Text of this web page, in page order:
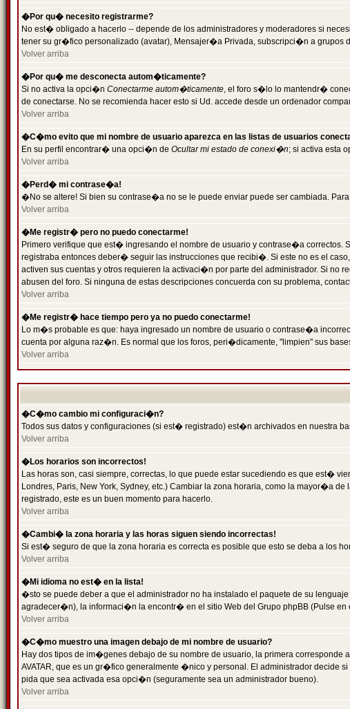
�Por qu� necesito registrarme?
No est� obligado a hacerlo -- depende de los administradores y moderadores si
tener su gr�fico personalizado (avatar), Mensajer�a Privada, subscripci�n a
Volver arriba
�Por qu� me desconecta autom�ticamente?
Si no activa la opci�n Conectarme autom�ticamente, el foro s�lo lo mantendr�
de conectarse. No se recomienda hacer esto si Ud. accede desde un ordenador
Volver arriba
�C�mo evito que mi nombre de usuario aparezca en las listas de usuarios
En su perfil encontrar� una opci�n de Ocultar mi estado de conexi�n; si activa esta
Volver arriba
�Perd� mi contrase�a!
�No se altere! Si bien su contrase�a no se le puede enviar puede ser cambiada.
Volver arriba
�Me registr� pero no puedo conectarme!
Primero verifique que est� ingresando el nombre de usuario y contrase�a
registraba entonces deber� seguir las instrucciones que recibi�. Si este no es el
activen sus cuentas y otros requieren la activaci�n por parte del administrador. Si
abusen del foro. Si ninguna de estas descripciones concuerda con su problema,
Volver arriba
�Me registr� hace tiempo pero ya no puedo conectarme!
Lo m�s probable es que: haya ingresado un nombre de usuario o contrase�a
cuenta por alguna raz�n. Es normal que los foros, peri�dicamente, "limpien" sus
Volver arriba
�C�mo cambio mi configuraci�n?
Todos sus datos y configuraciones (si est� registrado) est�n archivados en nuestra
Volver arriba
�Los horarios son incorrectos!
Las horas son, casi siempre, correctas, lo que puede estar sucediendo es que est�
Londres, Paris, New York, Sydney, etc.) Cambiar la zona horaria, como la mayor�a
registrado, este es un buen momento para hacerlo.
Volver arriba
�Cambi� la zona horaria y las horas siguen siendo incorrectas!
Si est� seguro de que la zona horaria es correcta es posible que esto se deba a los
Volver arriba
�Mi idioma no est� en la lista!
�sto se puede deber a que el administrador no ha instalado el paquete de su
agradecer�n), la informaci�n la encontr� en el sitio Web del Grupo phpBB (Pulse
Volver arriba
�C�mo muestro una imagen debajo de mi nombre de usuario?
Hay dos tipos de im�genes debajo de su nombre de usuario, la primera
AVATAR, que es un gr�fico generalmente �nico y personal. El administrador decide
pida que sea activada esa opci�n (seguramente sea un administrador bueno).
Volver arriba